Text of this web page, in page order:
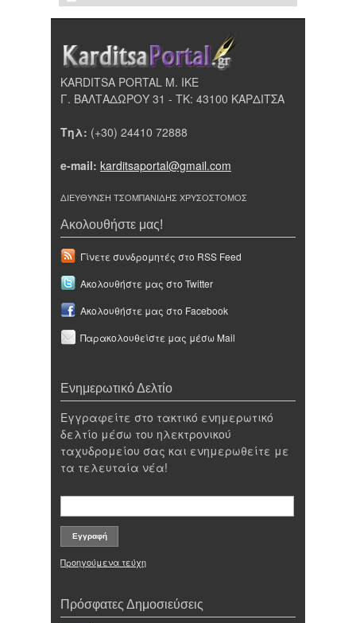
KARDITSA PORTAL Μ. ΙΚΕ
Γ. ΒΑΛΤΑΔΩΡΟΥ 31 - ΤΚ: 43100 ΚΑΡΔΙΤΣΑ
Τηλ: (+30) 24410 72888
e-mail: karditsaportal@gmail.com
ΔΙΕΥΘΥΝΣΗ ΤΣΟΜΠΑΝΙΔΗΣ ΧΡΥΣΟΣΤΟΜΟΣ
Ακολουθήστε μας!
Γίνετε συνδρομητές στο RSS Feed
Ακολουθήστε μας στο Twitter
Ακολουθήστε μας στο Facebook
Παρακολουθείστε μας μέσω Mail
Ενημερωτικό Δελτίο
Εγγραφείτε στο τακτικό ενημερωτικό
δελτίο μέσω του ηλεκτρονικού
ταχυδρομείου σας και ενημερωθείτε με
τα τελευταία νέα!
Προηγούμενα τεύχη
Πρόσφατες Δημοσιεύσεις